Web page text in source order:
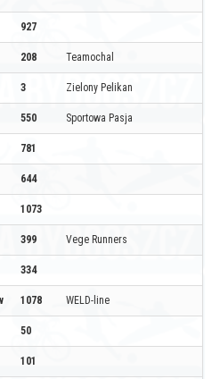
927
208 Teamochal
3 Zielony Pelikan
550 Sportowa Pasja
781
644
1073
399 Vege Runners
334
1078 WELD-line
50
101